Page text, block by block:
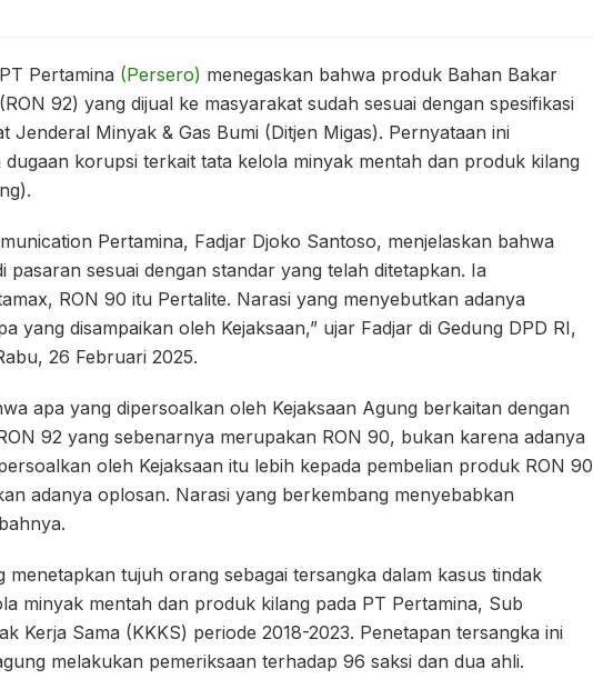
PT Pertamina (Persero) menegaskan bahwa produk Bahan Bakar
92) yang dijual ke masyarakat sudah sesuai dengan spesifikasi
Jenderal Minyak & Gas Bumi (Ditjen Migas). Pernyataan ini
korupsi terkait tata kelola minyak mentah dan produk kilang
Pertamina, Fadjar Djoko Santoso, menjelaskan bahwa
pasaran sesuai dengan standar yang telah ditetapkan. Ia
RON 90 itu Pertalite. Narasi yang menyebutkan adanya
yang disampaikan oleh Kejaksaan,” ujar Fadjar di Gedung DPD RI,
26 Februari 2025.
apa yang dipersoalkan oleh Kejaksaan Agung berkaitan dengan
92 yang sebenarnya merupakan RON 90, bukan karena adanya
oleh Kejaksaan itu lebih kepada pembelian produk RON 90
adanya oplosan. Narasi yang berkembang menyebabkan
menetapkan tujuh orang sebagai tersangka dalam kasus tindak
minyak mentah dan produk kilang pada PT Pertamina, Sub
Kerja Sama (KKKS) periode 2018-2023. Penetapan tersangka ini
melakukan pemeriksaan terhadap 96 saksi dan dua ahli.